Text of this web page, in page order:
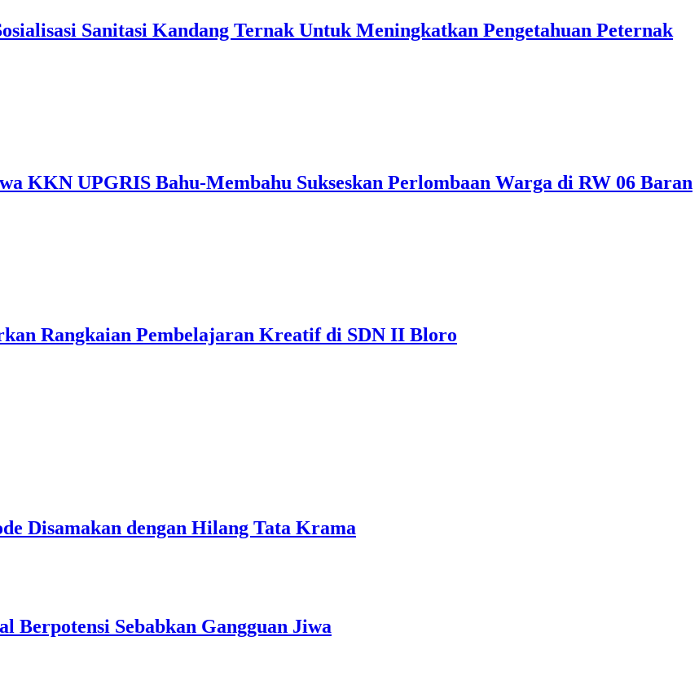
Sanitasi Kandang Ternak Untuk Meningkatkan Pengetahuan Peternak
KKN UPGRIS Bahu-Membahu Sukseskan Perlombaan Warga di RW 06 Baran
Rangkaian Pembelajaran Kreatif di SDN II Bloro
Disamakan dengan Hilang Tata Krama
Berpotensi Sebabkan Gangguan Jiwa